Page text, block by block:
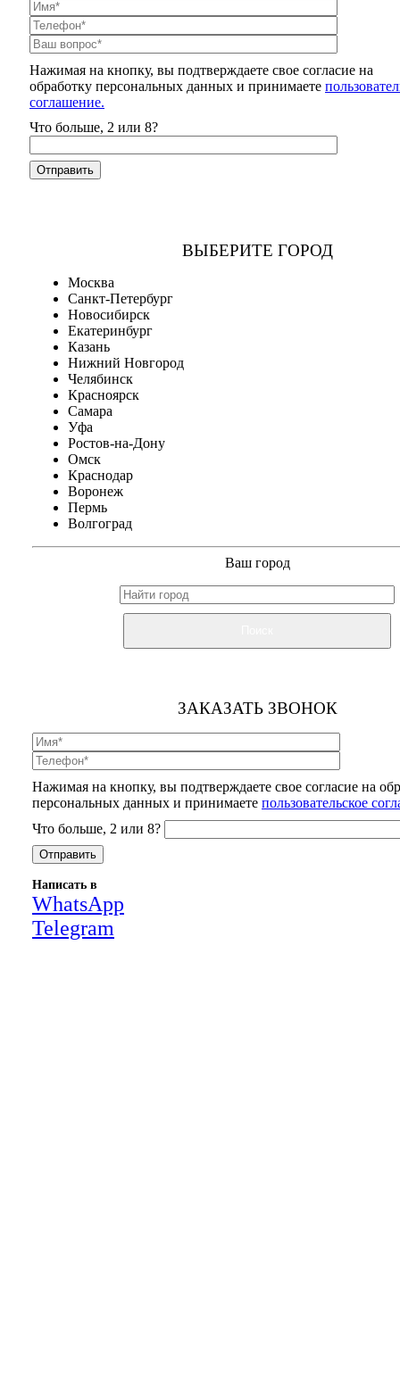
Нажимая на кнопку, вы подтверждаете свое согласие на
обработку персональных данных и принимаете
соглашение.
Что больше, 2 или 8?
ВЫБЕРИТЕ ГОРОД
Москва
Санкт-Петербург
Новосибирск
Екатеринбург
Казань
Нижний Новгород
Челябинск
Красноярск
Самара
Уфа
Ростов-на-Дону
Омск
Краснодар
Воронеж
Пермь
Волгоград
Ваш город
ЗАКАЗАТЬ ЗВОНОК
Нажимая на кнопку, вы подтверждаете свое согласие на
персональных данных и принимаете пользовательское
Что больше, 2 или 8?
Написать в
WhatsApp
Telegram